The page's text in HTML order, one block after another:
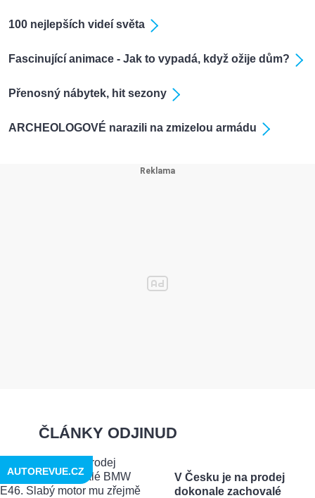
100 nejlepších videí světa
Fascinující animace - Jak to vypadá, když ožije dům?
Přenosný nábytek, hit sezony
ARCHEOLOGOVÉ narazili na zmizelou armádu
ČLÁNKY ODJINUD
V Česku je na prodej
dokonale zachovalé
AUTOREVUE.CZ